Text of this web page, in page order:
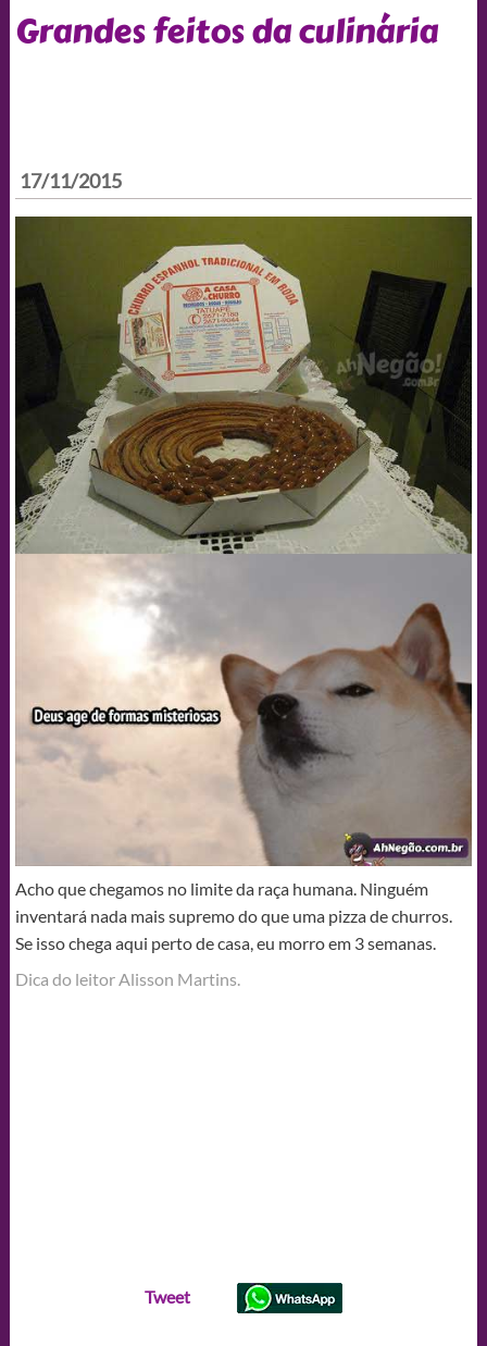
Grandes feitos da culinária
17/11/2015
Acho que chegamos no limite da raça humana. Ninguém
inventará nada mais supremo do que uma pizza de churros.
Se isso chega aqui perto de casa, eu morro em 3 semanas.
Dica do leitor Alisson Martins.
Tweet